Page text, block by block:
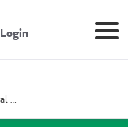
Login
Prestador Essencial Gestão em Saúde Ereli (51004354-7)